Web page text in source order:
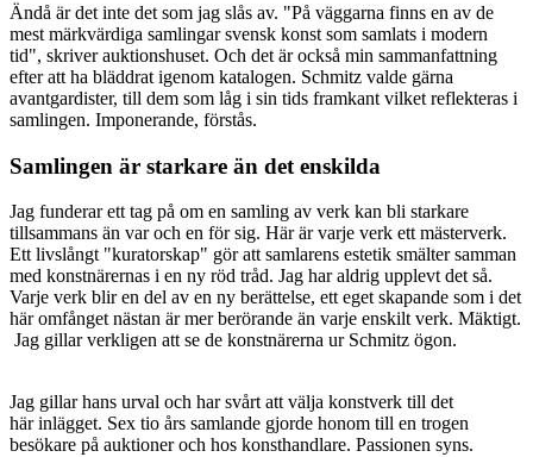
Ändå är det inte det som jag slås av. "På väggarna finns en av de
mest märkvärdiga samlingar svensk konst som samlats i modern
tid", skriver auktionshuset. Och det är också min sammanfattning
efter att ha bläddrat igenom katalogen. Schmitz valde gärna
avantgardister, till dem som låg i sin tids framkant vilket reflekteras i
samlingen. Imponerande, förstås.
Samlingen är starkare än det enskilda
Jag funderar ett tag på om en samling av verk kan bli starkare
tillsammans än var och en för sig. Här är varje verk ett mästerverk.
Ett livslångt "kuratorskap" gör att samlarens estetik smälter samman
med konstnärernas i en ny röd tråd. Jag har aldrig upplevt det så.
Varje verk blir en del av en ny berättelse, ett eget skapande som i det
här omfånget nästan är mer berörande än varje enskilt verk. Mäktigt.
Jag gillar verkligen att se de konstnärerna ur Schmitz ögon.
Jag gillar hans urval och har svårt att välja konstverk till det
här inlägget. Sex tio års samlande gjorde honom till en trogen
besökare på auktioner och hos konsthandlare. Passionen syns.